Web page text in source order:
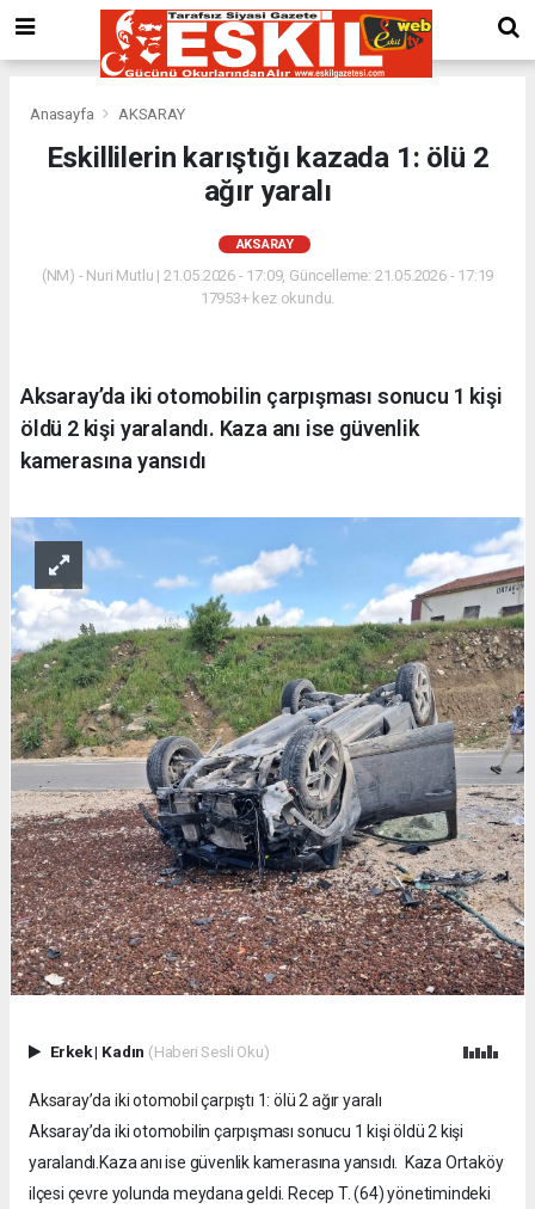
Anasayfa AKSARAY
Eskillilerin karıştığı kazada 1: ölü 2
ağır yaralı
AKSARAY
(NM) - Nuri Mutlu | 21.05.2026 - 17:09, Güncelleme: 21.05.2026 - 17:19
17953+ kez okundu.
Aksaray’da iki otomobilin çarpışması sonucu 1 kişi
öldü 2 kişi yaralandı. Kaza anı ise güvenlik
kamerasına yansıdı
Erkek| Kadın (Haberi Sesli Oku)
Aksaray’da iki otomobil çarpıştı 1: ölü 2 ağır yaralı
Aksaray’da iki otomobilin çarpışması sonucu 1 kişi öldü 2 kişi
yaralandı.Kaza anı ise güvenlik kamerasına yansıdı. Kaza Ortaköy
ilçesi çevre yolunda meydana geldi. Recep T. (64) yönetimindeki